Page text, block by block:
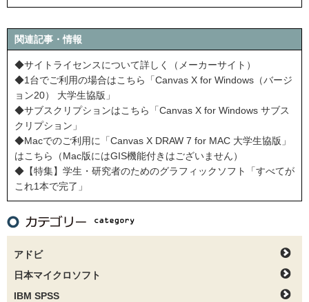
関連記事・情報
◆サイトライセンスについて詳しく（メーカーサイト）
◆1台でご利用の場合はこちら「Canvas X for Windows（バージ
ョン20） 大学生協版」
◆サブスクリプションはこちら「Canvas X for Windows サブス
クリプション」
◆Macでのご利用に「Canvas X DRAW 7 for MAC 大学生協版」
はこちら（Mac版にはGIS機能付きはございません）
◆【特集】学生・研究者のためのグラフィックソフト「すべてが
これ1本で完了」
アドビ
日本マイクロソフト
IBM SPSS